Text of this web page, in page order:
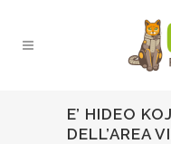
E’ HIDEO
DELL’AREA